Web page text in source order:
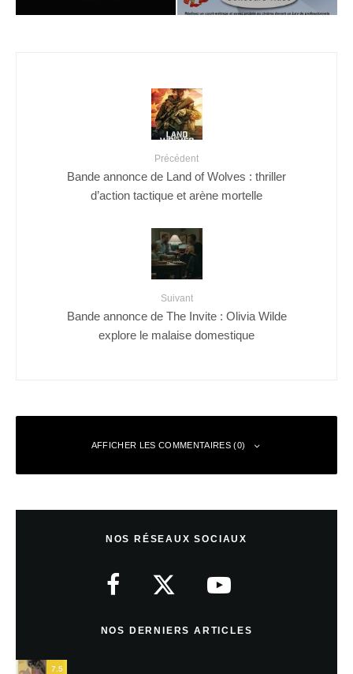
Précédent
Bande annonce de Land of Wolves : thriller
d’action tactique et arène mortelle
Suivant
Bande annonce de The Invite : Olivia Wilde
explore le malaise domestique
AFFICHER LES COMMENTAIRES (0)
NOS RÉSEAUX SOCIAUX
NOS DERNIERS ARTICLES
7.5